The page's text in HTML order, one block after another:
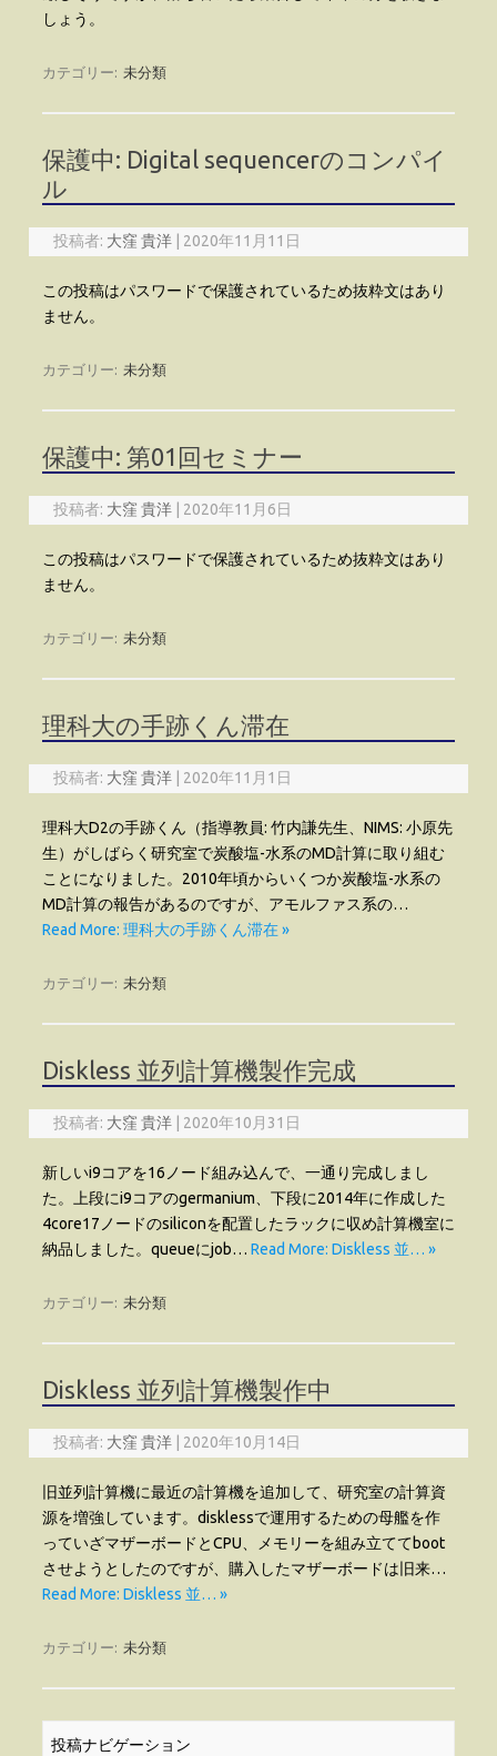
しょう。
カテゴリー: 未分類
保護中: Digital sequencerのコンパイ
ル
投稿者: 大窪 貴洋 2020年11月11日
この投稿はパスワードで保護されているため抜粋文はあり
ません。
カテゴリー: 未分類
保護中: 第01回セミナー
投稿者: 大窪 貴洋 2020年11月6日
この投稿はパスワードで保護されているため抜粋文はあり
ません。
カテゴリー: 未分類
理科大の手跡くん滞在
投稿者: 大窪 貴洋 2020年11月1日
理科大D2の手跡くん（指導教員: 竹内謙先生、NIMS: 小原先
生）がしばらく研究室で炭酸塩-水系のMD計算に取り組む
ことになりました。2010年頃からいくつか炭酸塩-水系の
MD計算の報告があるのですが、アモルファス系の…
Read More: 理科大の手跡くん滞在 »
カテゴリー: 未分類
Diskless 並列計算機製作完成
投稿者: 大窪 貴洋 2020年10月31日
新しいi9コアを16ノード組み込んで、一通り完成しまし
た。上段にi9コアのgermanium、下段に2014年に作成した
4core17ノードのsiliconを配置したラックに収め計算機室に
納品しました。queueにjob… Read More: Diskless 並… »
カテゴリー: 未分類
Diskless 並列計算機製作中
投稿者: 大窪 貴洋 2020年10月14日
旧並列計算機に最近の計算機を追加して、研究室の計算資
源を増強しています。disklessで運用するための母艦を作
っていざマザーボードとCPU、メモリーを組み立ててboot
させようとしたのですが、購入したマザーボードは旧来…
Read More: Diskless 並… »
カテゴリー: 未分類
投稿ナビゲーション